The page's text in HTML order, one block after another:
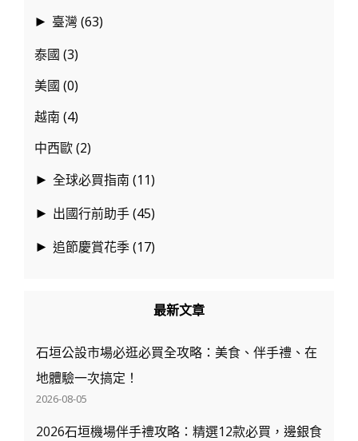
► 臺灣 (63)
泰國 (3)
美國 (0)
越南 (4)
中西歐(2)
► 全球必買指南 (11)
► 出國行前助手(45)
► 追節慶賞花季(17)
最新文章
石垣公設市場必逛必買全攻略：美食、伴手禮、在
地體驗一次搞定！
2026-08-05
2026石垣機場伴手禮攻略：精選12款必買，邊銀食